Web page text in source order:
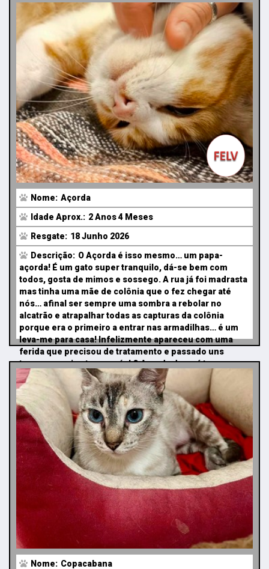
Nome: Açorda
Idade Aprox.: 2 Anos 4 Meses
Resgate: 18 Junho 2026
Descrição: O Açorda é isso mesmo… um papa-
açorda! É um gato super tranquilo, dá-se bem com
todos, gosta de mimos e sossego. A rua já foi madrasta
mas tinha uma mãe de colônia que o fez chegar até
nós… afinal ser sempre uma sombra a rebolar no
alcatrão e atrapalhar todas as capturas da colônia
porque era o primeiro a entrar nas armadilhas… é um
leva-me para casa! Infelizmente apareceu com uma
ferida que precisou de tratamento e passado uns
tempos: aqui estamos nós! O Açorda deverá ter cerca
de 5 anos.
Nome: Copacabana